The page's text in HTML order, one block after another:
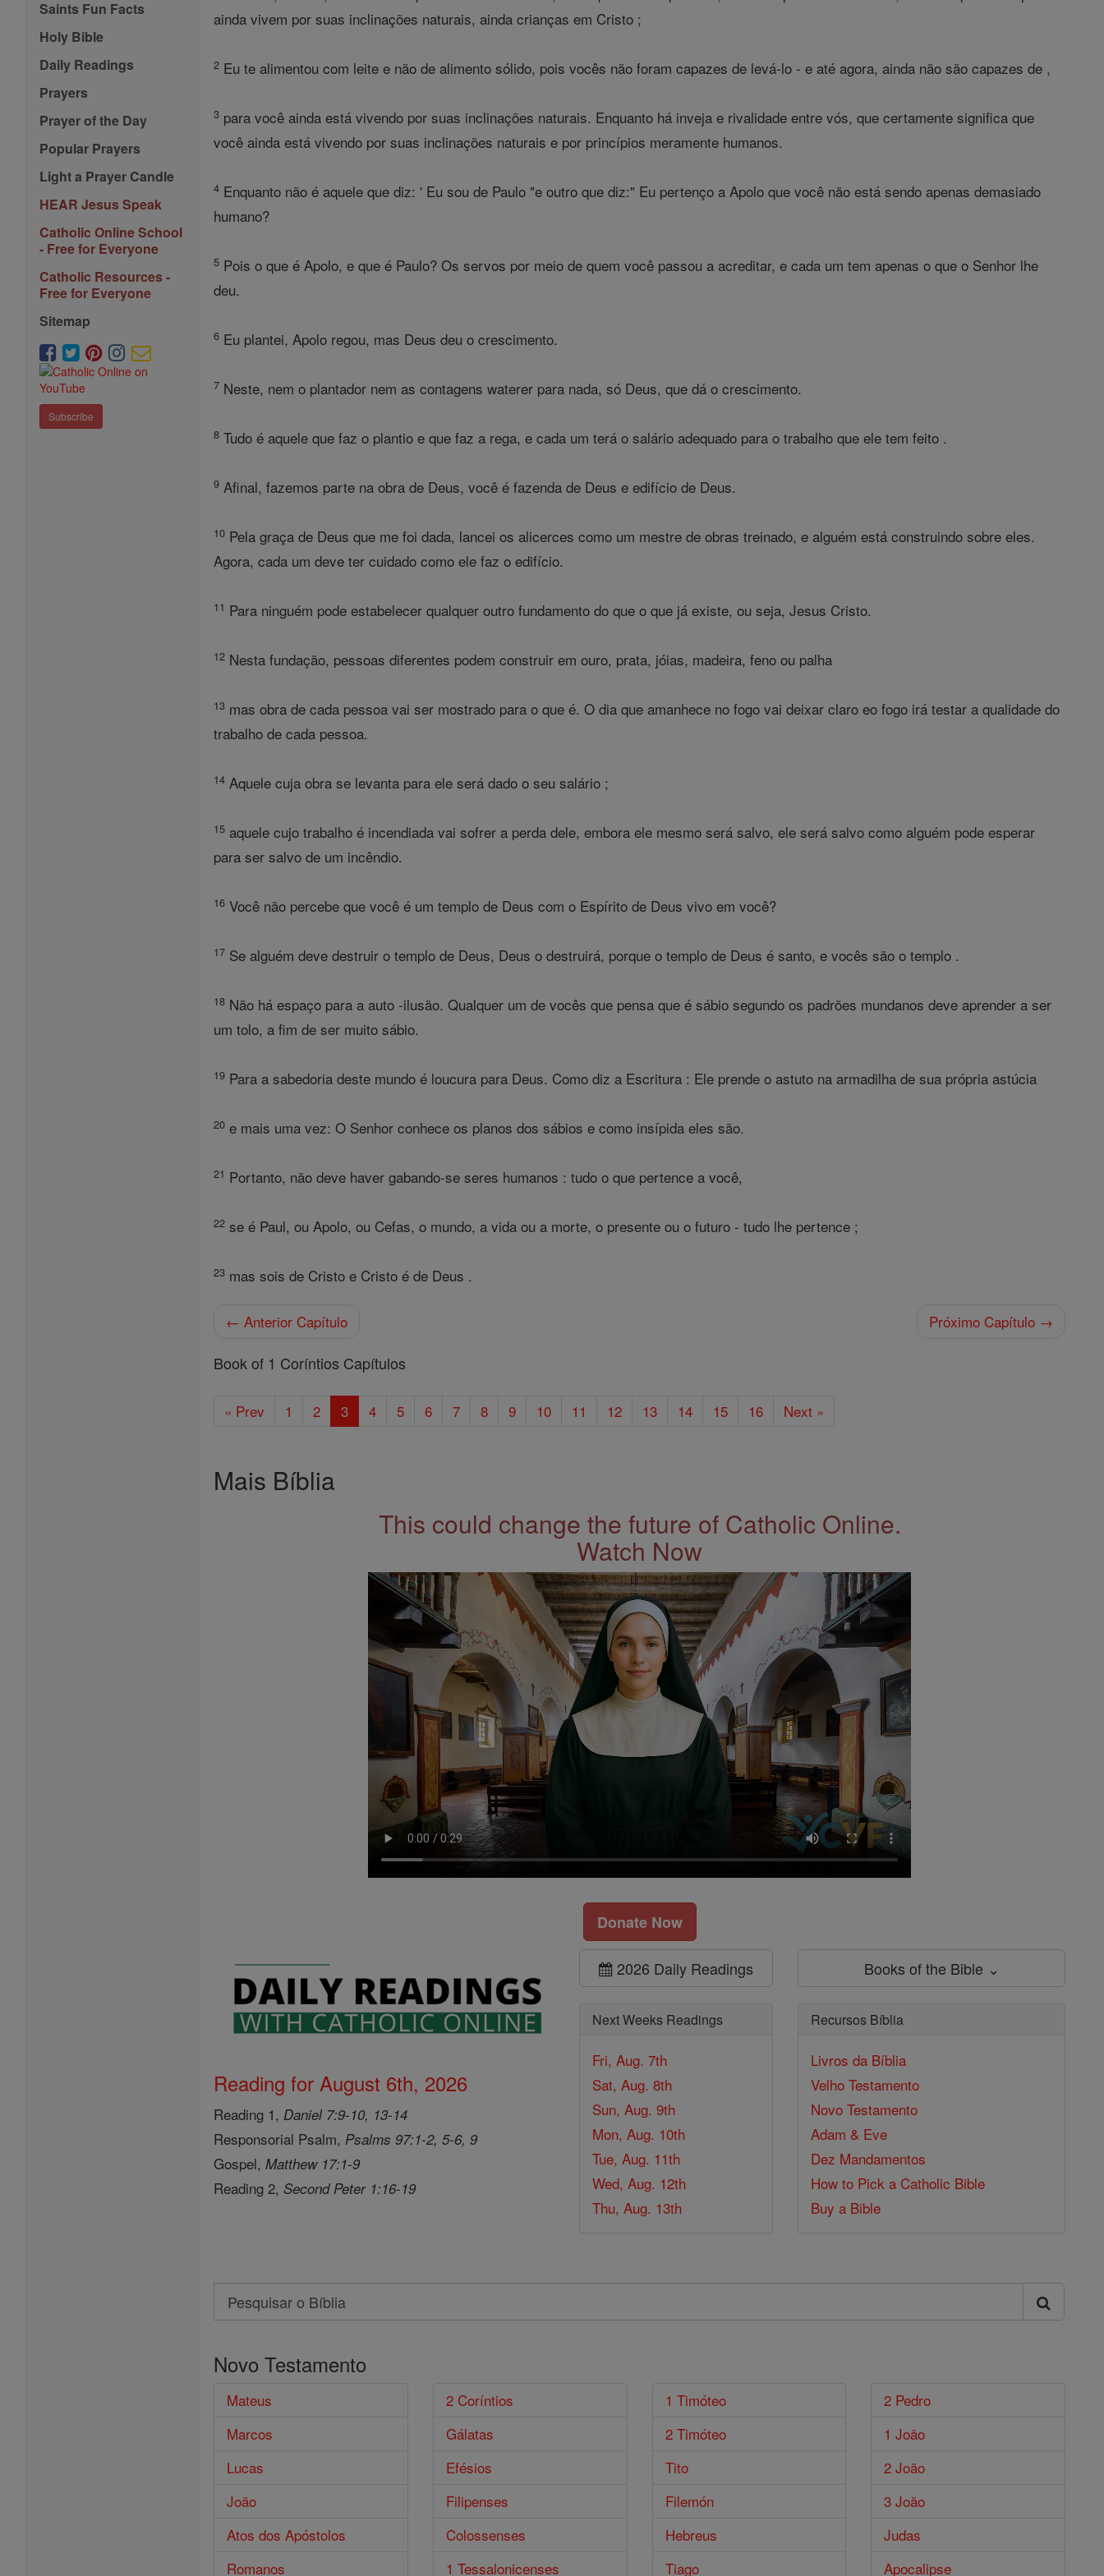
Saints Fun Facts
Holy Bible
Daily Readings
Prayers
Prayer of the Day
Popular Prayers
Light a Prayer Candle
HEAR Jesus Speak
Catholic Online School
- Free for Everyone
Catholic Resources -
Free for Everyone
Sitemap
Subscribe
ainda vivem por suas inclinações naturais, ainda crianças em Cristo ;
2 Eu te alimentou com leite e não de alimento sólido, pois vocês não foram capazes de levá-lo - e até agora, ainda não são capazes de ,
3 para você ainda está vivendo por suas inclinações naturais. Enquanto há inveja e rivalidade entre vós, que certamente significa que
você ainda está vivendo por suas inclinações naturais e por princípios meramente humanos.
4 Enquanto não é aquele que diz: ' Eu sou de Paulo "e outro que diz:" Eu pertenço a Apolo que você não está sendo apenas demasiado
humano?
5 Pois o que é Apolo, e que é Paulo? Os servos por meio de quem você passou a acreditar, e cada um tem apenas o que o Senhor lhe
deu.
6 Eu plantei, Apolo regou, mas Deus deu o crescimento.
7 Neste, nem o plantador nem as contagens waterer para nada, só Deus, que dá o crescimento.
8 Tudo é aquele que faz o plantio e que faz a rega, e cada um terá o salário adequado para o trabalho que ele tem feito .
9 Afinal, fazemos parte na obra de Deus, você é fazenda de Deus e edifício de Deus.
10 Pela graça de Deus que me foi dada, lancei os alicerces como um mestre de obras treinado, e alguém está construindo sobre eles.
Agora, cada um deve ter cuidado como ele faz o edifício.
11 Para ninguém pode estabelecer qualquer outro fundamento do que o que já existe, ou seja, Jesus Cristo.
12 Nesta fundação, pessoas diferentes podem construir em ouro, prata, jóias, madeira, feno ou palha
13 mas obra de cada pessoa vai ser mostrado para o que é. O dia que amanhece no fogo vai deixar claro eo fogo irá testar a qualidade do
trabalho de cada pessoa.
14 Aquele cuja obra se levanta para ele será dado o seu salário ;
15 aquele cujo trabalho é incendiada vai sofrer a perda dele, embora ele mesmo será salvo, ele será salvo como alguém pode esperar
para ser salvo de um incêndio.
16 Você não percebe que você é um templo de Deus com o Espírito de Deus vivo em você?
17 Se alguém deve destruir o templo de Deus, Deus o destruirá, porque o templo de Deus é santo, e vocês são o templo .
18 Não há espaço para a auto -ilusão. Qualquer um de vocês que pensa que é sábio segundo os padrões mundanos deve aprender a ser
um tolo, a fim de ser muito sábio.
19 Para a sabedoria deste mundo é loucura para Deus. Como diz a Escritura : Ele prende o astuto na armadilha de sua própria astúcia
20 e mais uma vez: O Senhor conhece os planos dos sábios e como insípida eles são.
21 Portanto, não deve haver gabando-se seres humanos : tudo o que pertence a você,
22 se é Paul, ou Apolo, ou Cefas, o mundo, a vida ou a morte, o presente ou o futuro - tudo lhe pertence ;
23 mas sois de Cristo e Cristo é de Deus .
← Anterior Capítulo Próximo Capítulo →
Book of 1 Coríntios Capítulos
« Prev 1 2 3 4 5 6 7 8 9 10 11 12 13 14 15 16 Next »
Mais Bíblia
This could change the future of Catholic Online.
Watch Now
Donate Now
Reading for August 6th, 2026
Reading 1, Daniel 7:9-10, 13-14
Responsorial Psalm, Psalms 97:1-2, 5-6, 9
Gospel,Matthew 17:1-9
Reading 2,Second Peter 1:16-19
2026 Daily Readings
Next Weeks Readings
Fri, Aug. 7th
Sat, Aug. 8th
Sun, Aug. 9th
Mon, Aug. 10th
Tue, Aug. 11th
Wed, Aug. 12th
Thu, Aug. 13th
Books of the Bible ⌄
Recursos Bíblia
Livros da Bíblia
Velho Testamento
Novo Testamento
Adam & Eve
Dez Mandamentos
How to Pick a Catholic Bible
Buy a Bible
Search
Pesquisar
Bíblia
Novo Testamento
Mateus
Marcos
Lucas
João
Atos dos Apóstolos
Romanos
2 Coríntios
Gálatas
Efésios
Filipenses
Colossenses
1 Tessalonicenses
1 Timóteo
2 Timóteo
Tito
Filemón
Hebreus
Tiago
2 Pedro
1 João
2 João
3 João
Judas
Apocalipse